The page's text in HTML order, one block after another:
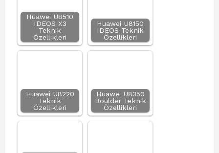
Huawei U8510
IDEOS X3
Teknik
Özellikleri
Huawei U8150
IDEOS Teknik
Özellikleri
Huawei U8220
Teknik
Özellikleri
Huawei U8350
Boulder Teknik
Özellikleri